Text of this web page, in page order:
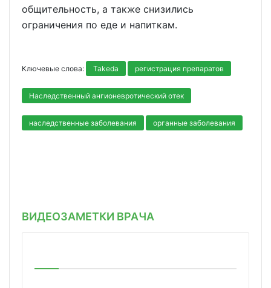
общительность, а также снизились
ограничения по еде и напиткам.
Ключевые слова: Takeda регистрация препаратов
Наследственный ангионевротический отек
наследственные заболевания органные заболевания
ВИДЕОЗАМЕТКИ ВРАЧА